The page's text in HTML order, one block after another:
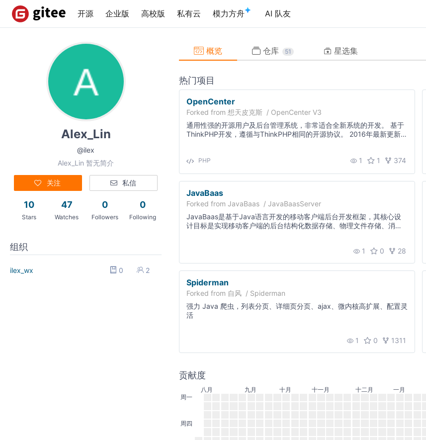
开源 企业版 高校版 私有云 模力方舟 AI 队友
Alex_Lin
@ilex
Alex_Lin 暂无简介
关注 私信
10
Stars
47
Watches
0
Followers
0
Following
组织
0 2
ilex_wx
概览 仓库 51 星选集
热门项目
OpenCenter
Forked from 想天皮克斯 / OpenCenter V3
通用性强的开源用户及后台管理系统，非常适合全新系统的开发。 基于
ThinkPHP开发，遵循与ThinkPHP相同的开源协议。 2016年最新更新，
源通用 用户及后台管理框架，提供了注册登录、头像裁剪、单点登录、
http://www.ocenter.cn 项目演示站 http://demo.ocenter.cn 在线开发
手册http://os.opensns.cn/book/index/read/id/9.html
PHP 1 1 374
JavaBaas
Forked from JavaBaas / JavaBaasServer
JavaBaas是基于Java语言开发的移动客户端后台开发框架，其核心设
计目标是实现移动客户端的后台结构化数据存储、物理文件存储、消息
1
0 28
Spiderman
Forked from 自风 / Spiderman
强力 Java 爬虫，列表分页、详细页分页、ajax、微内核高扩展、配置灵
活
1 0 1311
贡献度
周一
周四
八月 九月 十月 十一月 十二月 一月